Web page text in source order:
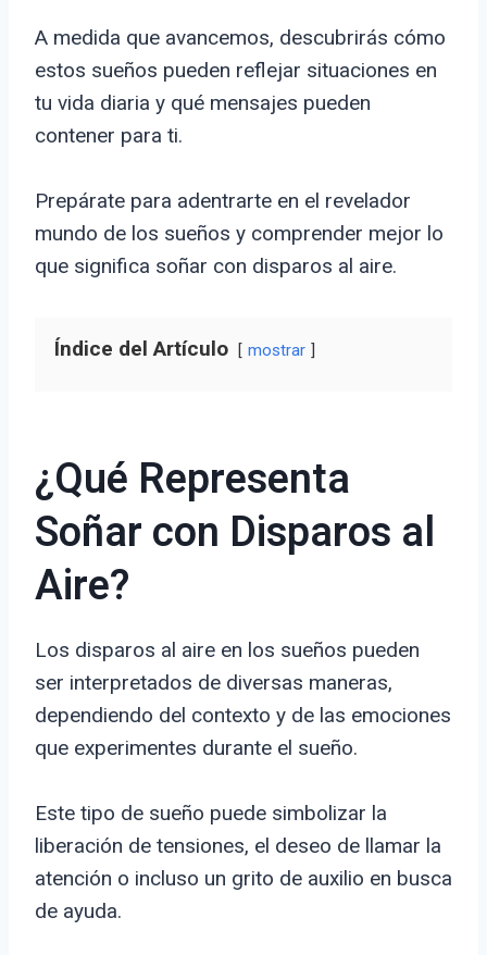
A medida que avancemos, descubrirás cómo
estos sueños pueden reflejar situaciones en
tu vida diaria y qué mensajes pueden
contener para ti.
Prepárate para adentrarte en el revelador
mundo de los sueños y comprender mejor lo
que significa soñar con disparos al aire.
Índice del Artículo mostrar
¿Qué Representa
Soñar con Disparos al
Aire?
Los disparos al aire en los sueños pueden
ser interpretados de diversas maneras,
dependiendo del contexto y de las emociones
que experimentes durante el sueño.
Este tipo de sueño puede simbolizar la
liberación de tensiones, el deseo de llamar la
atención o incluso un grito de auxilio en busca
de ayuda.